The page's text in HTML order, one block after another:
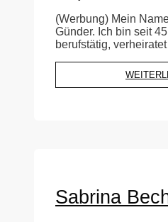
(Werbung) Mein
Günder. Ich bin seit
berufstätig,
Sabrina